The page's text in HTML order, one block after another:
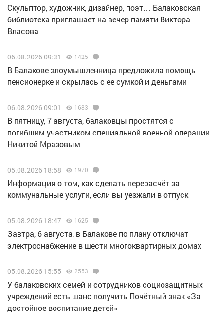
Скульптор, художник, дизайнер, поэт… Балаковская
библиотека приглашает на вечер памяти Виктора
Власова
06.08.2026 09:31 1425
В Балакове злоумышленница предложила помощь
пенсионерке и скрылась с ее сумкой и деньгами
06.08.2026 09:01 1683
В пятницу, 7 августа, балаковцы простятся с
погибшим участником специальной военной операции
Никитой Мразовым
05.08.2026 18:58 1970
Информация о том, как сделать перерасчёт за
коммунальные услуги, если вы уезжали в отпуск
05.08.2026 18:47 1625
Завтра, 6 августа, в Балакове по плану отключат
электроснабжение в шести многоквартирных домах
05.08.2026 15:55 2553
У балаковских семей и сотрудников социозащитных
учреждений есть шанс получить Почётный знак «За
достойное воспитание детей»